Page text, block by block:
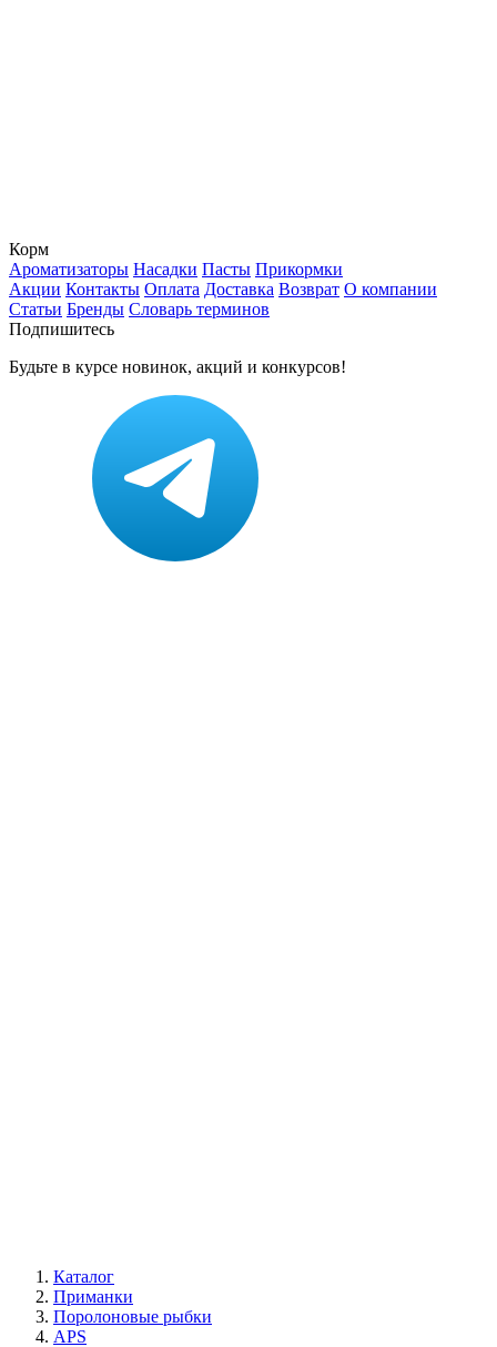
Корм
Ароматизаторы Насадки Пасты Прикормки
Акции Контакты Оплата Доставка Возврат О компании
Статьи Бренды Словарь терминов
Подпишитесь
Будьте в курсе новинок, акций и конкурсов!
Каталог
Приманки
Поролоновые рыбки
APS